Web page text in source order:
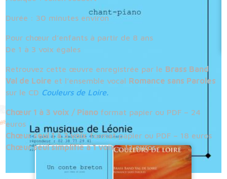
Durée : 30 minutes environ
Pour chœur d’enfants à partir de 8 ans
De 1 à 3 voix égales
Retrouvez cette œuvre enregistrée par le Brass Band
Val de Loire et l’ensemble vocal Romance sans Paroles
sur le CD Couleurs de Loire.
Chœur 1 à 3 voix / Piano format papier ou PDF – 24
euros
Chœur seul 1 à 3 voixformat papier ou PDF – 18 euros
Chœur seul simplifié à 1 voix– 13 euros